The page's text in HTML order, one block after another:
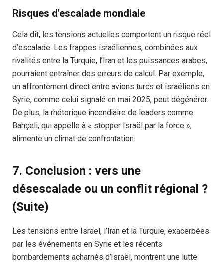
Risques d’escalade mondiale
Cela dit, les tensions actuelles comportent un risque réel
d’escalade. Les frappes israéliennes, combinées aux
rivalités entre la Turquie, l’Iran et les puissances arabes,
pourraient entraîner des erreurs de calcul. Par exemple,
un affrontement direct entre avions turcs et israéliens en
Syrie, comme celui signalé en mai 2025, peut dégénérer.
De plus, la rhétorique incendiaire de leaders comme
Bahçeli, qui appelle à « stopper Israël par la force »,
alimente un climat de confrontation.
7. Conclusion : vers une
désescalade ou un conflit régional ?
(Suite)
Les tensions entre Israël, l’Iran et la Turquie, exacerbées
par les événements en Syrie et les récents
bombardements acharnés d’Israël, montrent une lutte